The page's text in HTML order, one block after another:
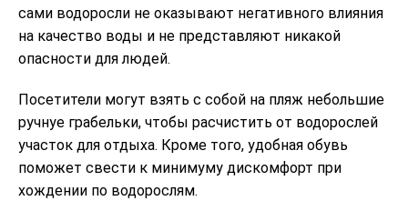
сами водоросли не оказывают негативного влияния
на качество воды и не представляют никакой
опасности для людей.
Посетители могут взять с собой на пляж небольшие
ручнуе грабельки, чтобы расчистить от водорослей
участок для отдыха. Кроме того, удобная обувь
поможет свести к минимуму дискомфорт при
хождении по водорослям.